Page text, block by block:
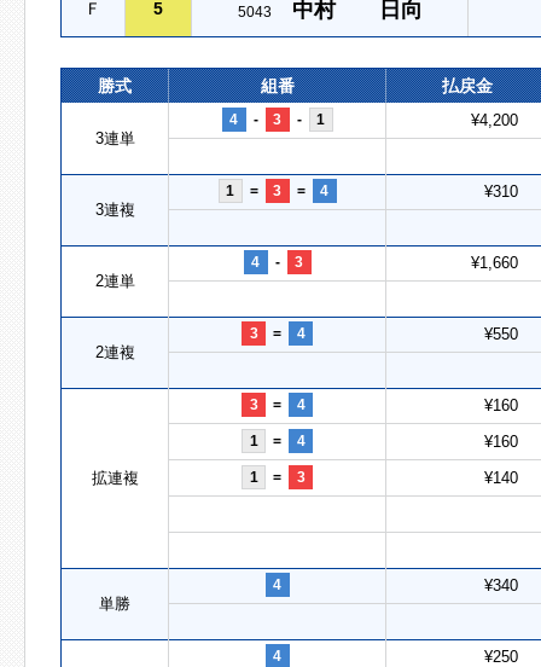
Ｆ 5 5043 中村 日向
勝式 組番 払戻金
3連単
4 - 3 - 1 ¥4,200
3連複
1 = 3 = 4 ¥310
2連単
4 - 3 ¥1,660
2連複
3 = 4 ¥550
拡連複
3 = 4 ¥160
1 = 4 ¥160
1 = 3 ¥140
単勝
4 ¥340
4 ¥250